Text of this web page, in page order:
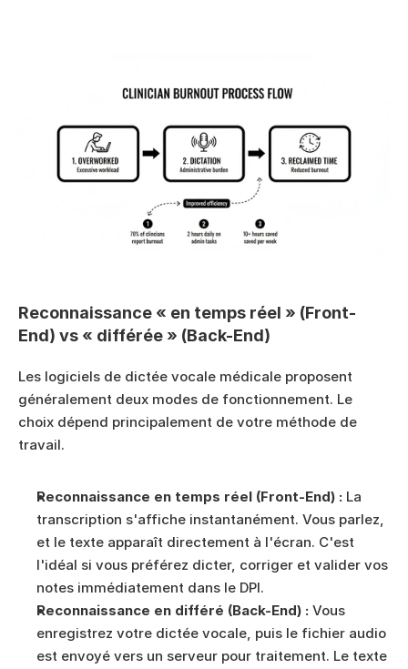
Reconnaissance « en temps réel » (Front-
End) vs « différée » (Back-End)
Les logiciels de dictée vocale médicale proposent
généralement deux modes de fonctionnement. Le
choix dépend principalement de votre méthode de
travail.
Reconnaissance en temps réel (Front-End) : La
transcription s'affiche instantanément. Vous parlez,
et le texte apparaît directement à l'écran. C'est
l'idéal si vous préférez dicter, corriger et valider vos
notes immédiatement dans le DPI.
Reconnaissance en différé (Back-End) : Vous
enregistrez votre dictée vocale, puis le fichier audio
est envoyé vers un serveur pour traitement. Le texte